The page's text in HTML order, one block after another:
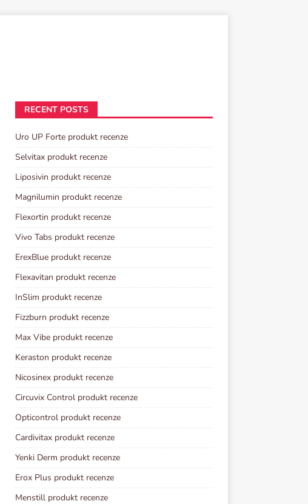
RECENT POSTS
Uro UP Forte produkt recenze
Selvitax produkt recenze
Liposivin produkt recenze
Magnilumin produkt recenze
Flexortin produkt recenze
Vivo Tabs produkt recenze
ErexBlue produkt recenze
Flexavitan produkt recenze
InSlim produkt recenze
Fizzburn produkt recenze
Max Vibe produkt recenze
Keraston produkt recenze
Nicosinex produkt recenze
Circuvix Control produkt recenze
Opticontrol produkt recenze
Cardivitax produkt recenze
Yenki Derm produkt recenze
Erox Plus produkt recenze
Menstill produkt recenze